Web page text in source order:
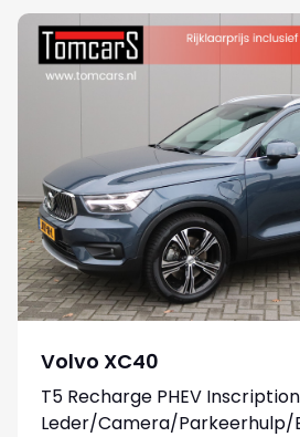
Volvo XC40
T5 Recharge PHEV Inscription
Leder/Camera/